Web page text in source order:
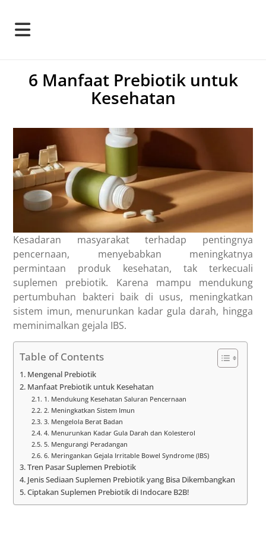
6 Manfaat Prebiotik untuk
Kesehatan
Kesadaran masyarakat terhadap pentingnya
pencernaan, menyebabkan meningkatnya
permintaan produk kesehatan, tak terkecuali
suplemen prebiotik. Karena mampu mendukung
pertumbuhan bakteri baik di usus, meningkatkan
sistem imun, menurunkan kadar gula darah, hingga
meminimalkan gejala IBS.
Table of Contents
Mengenal Prebiotik
Manfaat Prebiotik untuk Kesehatan
1. Mendukung Kesehatan Saluran Pencernaan
2. Meningkatkan Sistem Imun
3. Mengelola Berat Badan
4. Menurunkan Kadar Gula Darah dan Kolesterol
5. Mengurangi Peradangan
6. Meringankan Gejala Irritable Bowel Syndrome (IBS)
Tren Pasar Suplemen Prebiotik
Jenis Sediaan Suplemen Prebiotik yang Bisa Dikembangkan
Ciptakan Suplemen Prebiotik di Indocare B2B!